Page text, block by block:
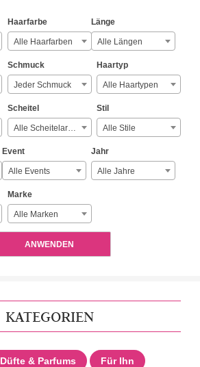
Haarfarbe
Alle Haarfarben
Länge
Alle Längen
Schmuck
Jeder Schmuck
Haartyp
Alle Haartypen
Scheitel
Alle Scheitelarten
Stil
Alle Stile
Event
Alle Events
Jahr
Alle Jahre
Marke
Alle Marken
ANWENDEN
KATEGORIEN
Düfte & Parfums Für Ihn